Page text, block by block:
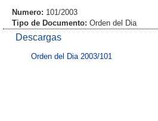
Numero: 101/2003
Tipo de Documento: Orden del Dia
Descargas
Orden del Dia 2003/101